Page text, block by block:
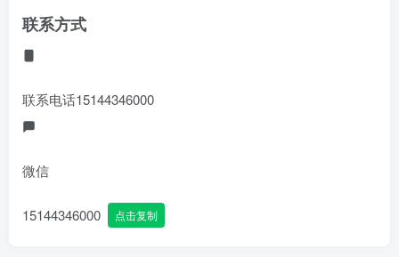
联系方式
联系电话15144346000
微信
15144346000 点击复制